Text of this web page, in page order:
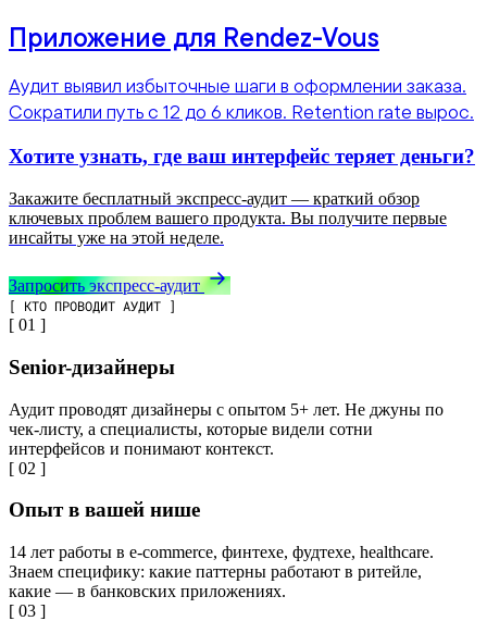
Приложение для Rendez-Vous
Аудит выявил избыточные шаги в оформлении заказа.
Сократили путь с 12 до 6 кликов. Retention rate вырос.
Хотите узнать, где ваш интерфейс теряет деньги?
Закажите бесплатный экспресс-аудит — краткий обзор
ключевых проблем вашего продукта. Вы получите первые
инсайты уже на этой неделе.
Запросить экспресс-аудит
[ КТО ПРОВОДИТ АУДИТ ]
[ 01 ]
Senior-дизайнеры
Аудит проводят дизайнеры с опытом 5+ лет. Не джуны по
чек-листу, а специалисты, которые видели сотни
интерфейсов и понимают контекст.
[ 02 ]
Опыт в вашей нише
14 лет работы в e-commerce, финтехе, фудтехе, healthcare.
Знаем специфику: какие паттерны работают в ритейле,
какие — в банковских приложениях.
[ 03 ]